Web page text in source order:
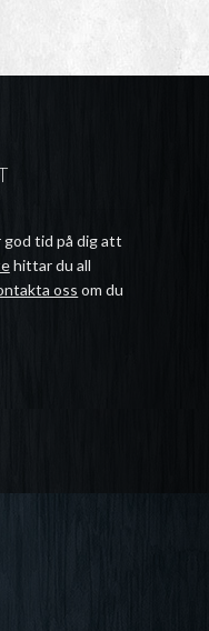
god tid på dig att
hittar du all
oss om du